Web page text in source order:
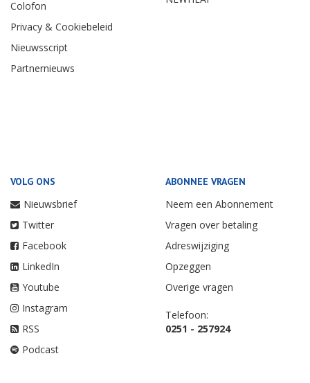
Colofon
Privacy & Cookiebeleid
Nieuwsscript
Partnernieuws
VOLG ONS
Nieuwsbrief
Twitter
Facebook
LinkedIn
Youtube
Instagram
RSS
Podcast
ABONNEE VRAGEN
Neem een Abonnement
Vragen over betaling
Adreswijziging
Opzeggen
Overige vragen
Telefoon:
0251 - 257924